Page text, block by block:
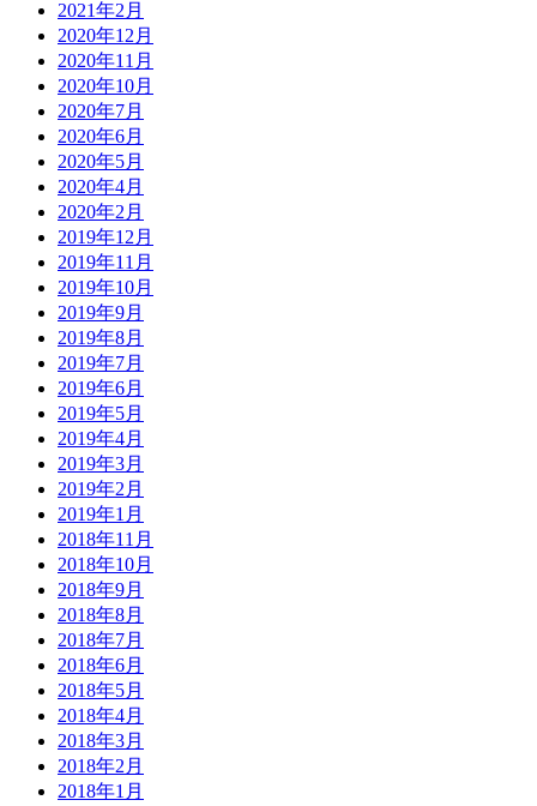
2021年2月
2020年12月
2020年11月
2020年10月
2020年7月
2020年6月
2020年5月
2020年4月
2020年2月
2019年12月
2019年11月
2019年10月
2019年9月
2019年8月
2019年7月
2019年6月
2019年5月
2019年4月
2019年3月
2019年2月
2019年1月
2018年11月
2018年10月
2018年9月
2018年8月
2018年7月
2018年6月
2018年5月
2018年4月
2018年3月
2018年2月
2018年1月